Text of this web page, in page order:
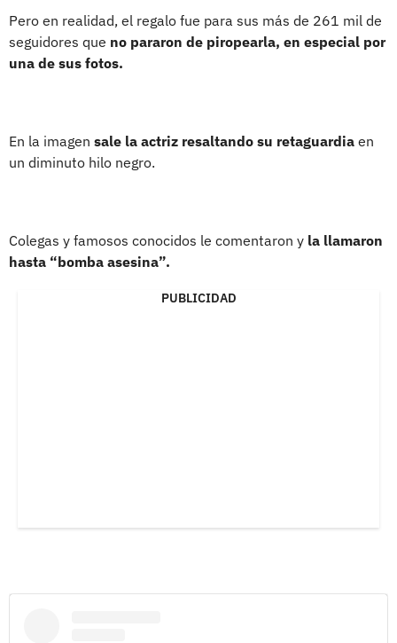
Pero en realidad, el regalo fue para sus más de 261 mil de
seguidores que no pararon de piropearla, en especial por
una de sus fotos.
En la imagen sale la actriz resaltando su retaguardia en
un diminuto hilo negro.
Colegas y famosos conocidos le comentaron y la llamaron
hasta “bomba asesina”.
PUBLICIDAD